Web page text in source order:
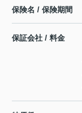
保険名 / 保険期間
保証会社 / 料金